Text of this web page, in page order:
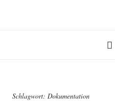
Schlagwort: Dokumentation